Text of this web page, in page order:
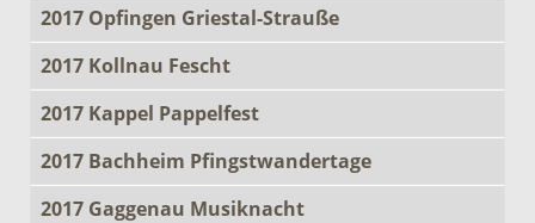
2017 Opfingen Griestal-Strauße
2017 Kollnau Fescht
2017 Kappel Pappelfest
2017 Bachheim Pfingstwandertage
2017 Gaggenau Musiknacht